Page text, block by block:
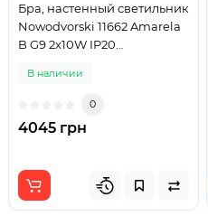
Бра, настенный светильник
Nowodvorski 11662 Amarela
B G9 2x10W IP20
В наличии
0
4045 грн